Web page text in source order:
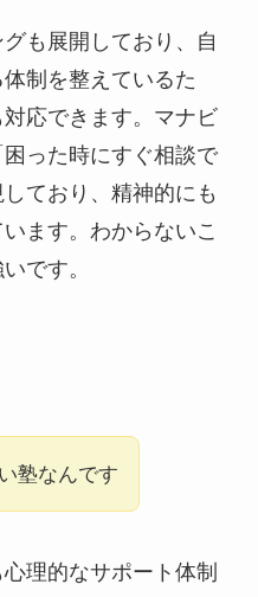
も展開しており、自
制を整えているた
応できます。マナビ
った時にすぐ相談で
ており、精神的にも
ます。わからないこ
です。
塾なんです
理的なサポート体制